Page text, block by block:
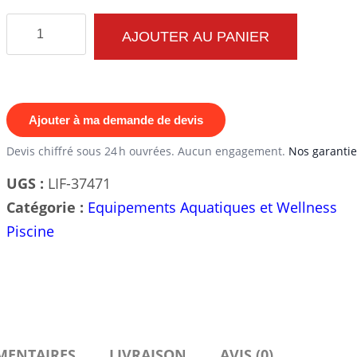
quantité
de
Waterflex
Elly
AJOUTER AU PANIER
Ajouter à ma demande de devis
Devis chiffré sous 24 h ouvrées. Aucun engagement. Nos
UGS : LIF-37471
Catégorie : Equipements Aquatiques et Wellness
Piscine